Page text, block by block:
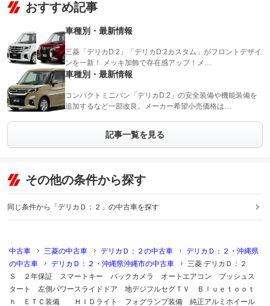
おすすめ記事
車種別・最新情報
三菱「デリカD:2」「デリカD:2カスタム」がフロントデザイ
ンを一新！ メッキ加飾で存在感アップ！メ…
車種別・最新情報
コンパクトミニバン「デリカD:2」の安全装備や機能装備を
追加するなど一部改良。メーカー希望小売価格は…
記事一覧を見る
その他の条件から探す
同じ条件から「デリカＤ：２」の中古車を探す
中古車 三菱の中古車 デリカＤ：２の中古車
デリカＤ：２・沖縄県
の中古車
デリカＤ：２・沖縄県沖縄市の中古車
三菱 デリカＤ：２
Ｓ ２年保証 スマートキー バックカメラ オートエアコン プッシュス
タート 左側パワースライドドア 地デジフルセグＴＶ Ｂｌｕｅｔｏｏｔ
ｈ ＥＴＣ装備 ＨＩＤライト フォグランプ装備 純正アルミホイール